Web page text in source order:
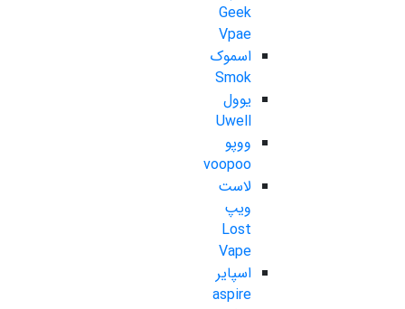
Geek
Vpae
اسموک
Smok
یوول
Uwell
ووپو
voopoo
لاست
ویپ
Lost
Vape
اسپایر
aspire